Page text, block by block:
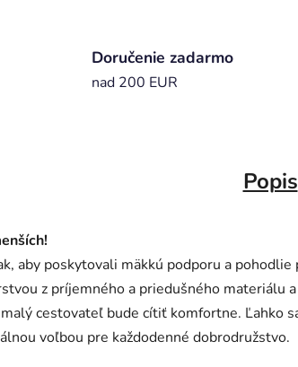
Doručenie zadarmo
nad 200 EUR
Popis
aby poskytovali mäkkú podporu a pohodlie
z príjemného a priedušného materiálu
cestovateľ bude cítiť komfortne. Ľahko
voľbou pre každodenné dobrodružstvo.